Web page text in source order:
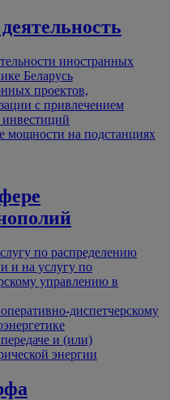
иностранных
Беларусь
проектов,
с привлечением
мощности на подстанциях
по распределению
и на услугу по
управлению в
диспетчерскому
и (или)
энергии